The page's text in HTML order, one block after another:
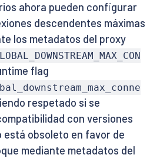
ahora pueden configurar
descendentes máximas
los metadatos del proxy
flag
respetado si se
con versiones
obsoleto en favor de
mediante metadatos del